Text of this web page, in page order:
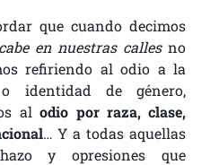
que cuando decimos
en nuestras callesno
refiriendo al odio a la
identidad de género,
alodio por raza, clase,
… Y a todas aquellas
y opresiones que